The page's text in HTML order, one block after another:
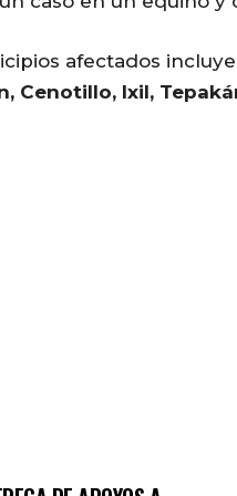
afectados
Cenotillo, Ixil,